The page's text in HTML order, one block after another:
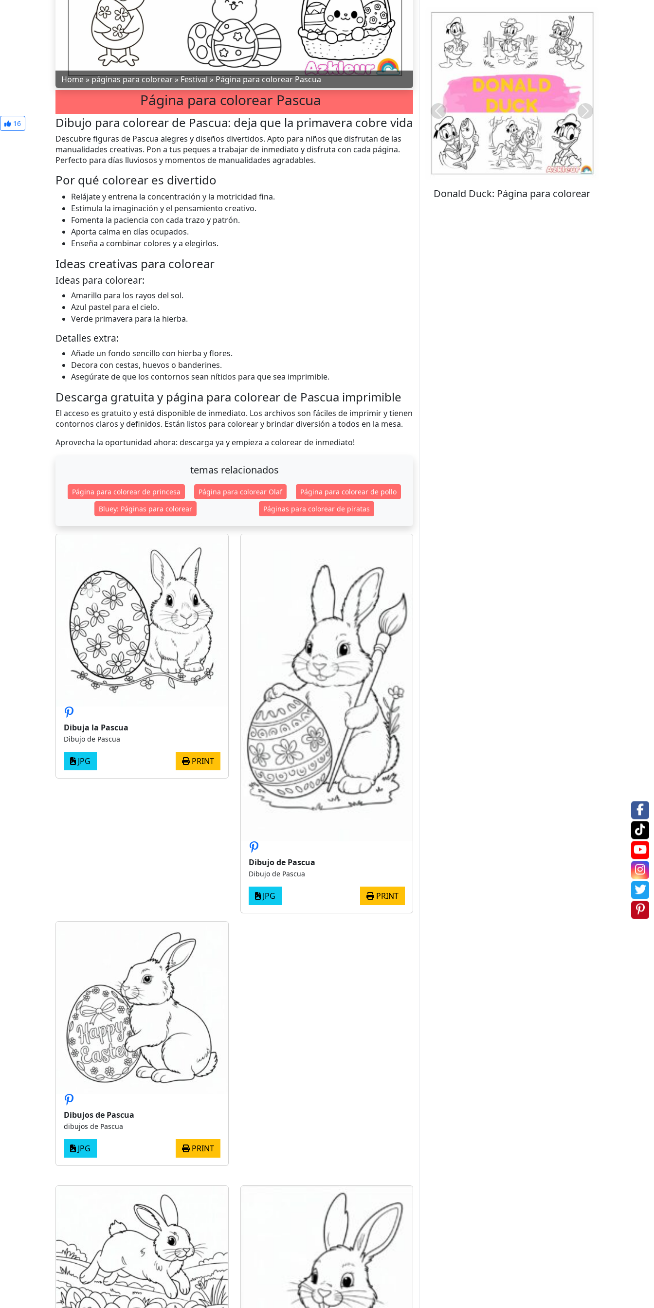
Home»páginas para colorear»Festival»Página para colorear Pascua
Página para colorear Pascua
16 Dibujo para colorear de Pascua: deja que la primavera cobre vida
Descubre figuras de Pascua alegres y diseños divertidos. Apto para niños que disfrutan de las
manualidades creativas. Pon a tus peques a trabajar de inmediato y disfruta con cada página.
Perfecto para días lluviosos y momentos de manualidades agradables.
Por qué colorear es divertido
Relájate y entrena la concentración y la motricidad fina.
Estimula la imaginación y el pensamiento creativo.
Fomenta la paciencia con cada trazo y patrón.
Aporta calma en días ocupados.
Enseña a combinar colores y a elegirlos.
Ideas creativas para colorear
Ideas para colorear:
Amarillo para los rayos del sol.
Azul pastel para el cielo.
Verde primavera para la hierba.
Detalles extra:
Añade un fondo sencillo con hierba y flores.
Decora con cestas, huevos o banderines.
Asegúrate de que los contornos sean nítidos para que sea imprimible.
Descarga gratuita y página para colorear de Pascua imprimible
El acceso es gratuito y está disponible de inmediato. Los archivos son fáciles de imprimir y tienen
contornos claros y definidos. Están listos para colorear y brindar diversión a todos en la mesa.
Aprovecha la oportunidad ahora: descarga ya y empieza a colorear de inmediato!
temas relacionados
Página para colorear de princesa Página para colorear Olaf
Página para colorear de pollo
Bluey: Páginas para colorear
Páginas para colorear de piratas
Dibuja la Pascua
Dibujo de Pascua
JPG PRINT
Dibujo de Pascua
Dibujo de Pascua
JPG PRINT
Dibujos de Pascua
dibujos de Pascua
JPG PRINT
Stitch: Página para colorear
Previous Next